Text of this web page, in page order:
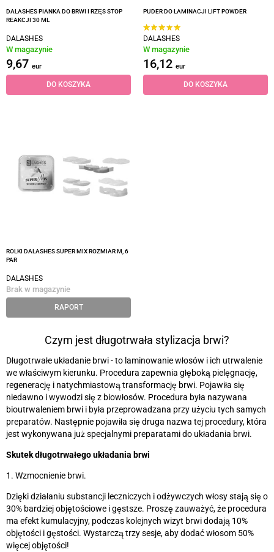
DALASHES PIANKA DO BRWI I RZĘS STOP
REAKCJI 30 ML
DALASHES
W magazynie
9,67 eur
DO KOSZYKA
PUDER DO LAMINACJI LIFT POWDER
DALASHES
W magazynie
16,12 eur
DO KOSZYKA
ROLKI DALASHES SUPER MIX ROZMIAR M, 6
PAR
DALASHES
Brak w magazynie
RAPORT
Czym jest długotrwała stylizacja brwi?
Długotrwałe układanie brwi-to laminowanie włosów i ich utrwalenie
we właściwym kierunku. Procedura zapewnia głęboką pielęgnację,
regenerację i natychmiastową transformację brwi. Pojawiła się
niedawno i wywodzi się z biowłosów. Procedura była nazywana
bioutrwaleniem brwi i była przeprowadzana przy użyciu tych samych
preparatów. Następnie pojawiła się druga nazwa tej procedury, która
jest wykonywana już specjalnymi preparatami do układania brwi.
Skutek długotrwałego układania brwi
1. Wzmocnienie brwi.
Dzięki działaniu substancji leczniczych i odżywczych włosy stają się o
30% bardziej objętościowe i gęstsze. Proszę zauważyć, że procedura
ma efekt kumulacyjny, podczas kolejnych wizyt brwi dodają 10%
objętości i gęstości. Wystarczą trzy sesje, aby dodać włosom 50%
więcej objętości!